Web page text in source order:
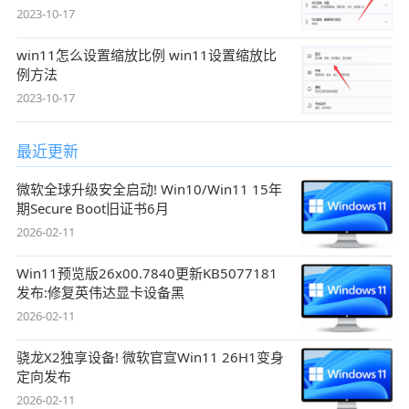
2023-10-17
win11怎么设置缩放比例 win11设置缩放比
例方法
2023-10-17
最近更新
微软全球升级安全启动! Win10/Win11 15年
期Secure Boot旧证书6月
2026-02-11
Win11预览版26x00.7840更新KB5077181
发布:修复英伟达显卡设备黑
2026-02-11
骁龙X2独享设备! 微软官宣Win11 26H1变身
定向发布
2026-02-11